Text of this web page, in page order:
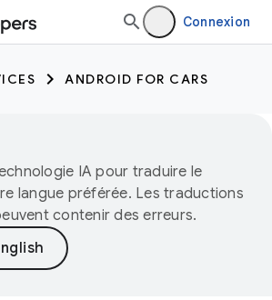
Connexion
ANDROID FOR CARS
IA pour traduire le
langue préférée. Les traductions
contenir des erreurs.